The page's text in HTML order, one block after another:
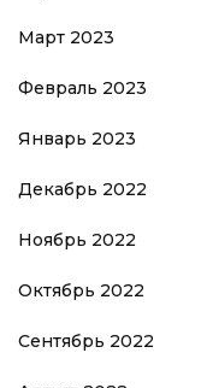
Март 2023
Февраль 2023
Январь 2023
Декабрь 2022
Ноябрь 2022
Октябрь 2022
Сентябрь 2022